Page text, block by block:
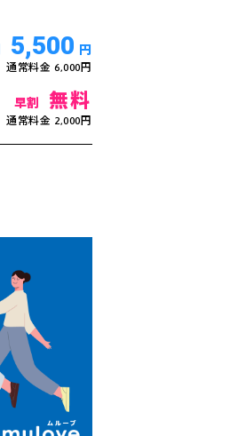
5,500 円
通常料金 6,000円
早割 無料
通常料金 2,000円